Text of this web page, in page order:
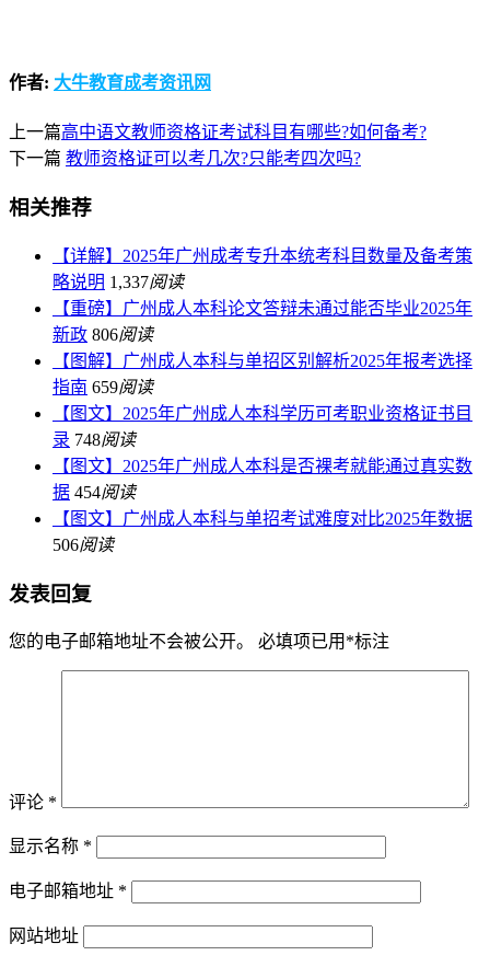
作者: 大牛教育成考资讯网
上一篇高中语文教师资格证考试科目有哪些?如何备考?
下一篇 教师资格证可以考几次?只能考四次吗?
相关推荐
【详解】2025年广州成考专升本统考科目数量及备考策
略说明 1,337阅读
【重磅】广州成人本科论文答辩未通过能否毕业2025年
新政 806阅读
【图解】广州成人本科与单招区别解析2025年报考选择
指南 659阅读
【图文】2025年广州成人本科学历可考职业资格证书目
录 748阅读
【图文】2025年广州成人本科是否裸考就能通过真实数
据 454阅读
【图文】广州成人本科与单招考试难度对比2025年数据
506阅读
发表回复
您的电子邮箱地址不会被公开。 必填项已用 *标注
评论 *
显示名称 *
电子邮箱地址 *
网站地址